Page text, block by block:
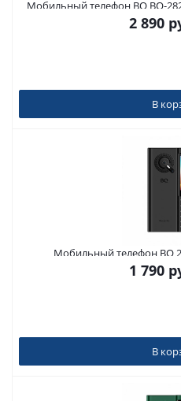
Мобильный телефон BQ BQ-
2 890
В
1 790
В